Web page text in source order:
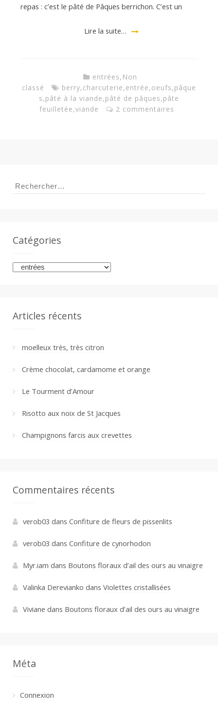
repas : c’est le pâté de Pâques berrichon. C’est un
Lire la suite…
entrées, Non
classé
berry,charcuterie,entrée,oeufs,pâque
s,pâté à la viande,pâté de pâques,pâte
feuilletée,viande 2 commentaires
Rechercher :
Catégories
Catégories
Articles récents
moelleux très, très citron
Crème chocolat, cardamome et orange
Le Tourment d’Amour
Risotto aux noix de St Jacques
Champignons farcis aux crevettes
Commentaires récents
verob03 dans Confiture de fleurs de pissenlits
verob03 dans Confiture de cynorhodon
Myr.iam dans Boutons floraux d’ail des ours au vinaigre
Valinka Derevianko dans Violettes cristallisées
Viviane dans Boutons floraux d’ail des ours au vinaigre
Méta
Connexion